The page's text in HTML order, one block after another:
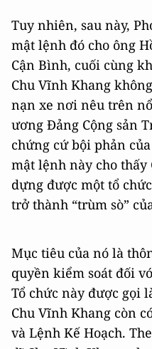
Tuy nhiên, sau này,
mật lệnh đó cho ông
Cận Bình, cuối cùng
Chu Vĩnh Khang
nạn xe nơi nêu trên
ương Đảng Cộng sản
chứng cứ bội phản
mật lệnh này cho thấy
dựng được một tổ
trở thành “trùm sò”
Mục tiêu của nó là
quyền kiểm soát đối
Tổ chức này được gọi
Chu Vĩnh Khang còn
và Lệnh Kế Hoạch.